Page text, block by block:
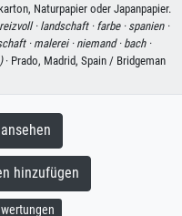
Naturpapier oder Japanpapier.
· landschaft · farbe · spanien ·
·malerei · niemand · bach ·
· Prado, Madrid, Spain / Bridgeman
hinzufügen